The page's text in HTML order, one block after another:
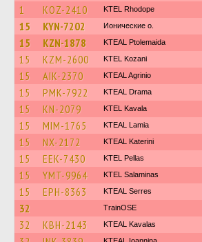
1 KOZ-2410 KTEL Rhodope
15 KYN-7202 Ионические о.
15 KZN-1878 KTEAL Ptolemaida
15 KZM-2600 ΚΤΕL Kozani
15 AIK-2370 KTEAL Agrinio
15 PMK-7922 KTEAL Drama
15 KN-2079 KTEL Kavala
15 MIM-1765 KTEAL Lamia
15 NX-2172 KTEAL Katerini
15 EEK-7430 KTEL Pellas
15 YMT-9964 KTEL Salaminas
15 EPH-8363 KTEAL Serres
32 TrainΟSE
32 KBH-2143 KTEAL Kavalas